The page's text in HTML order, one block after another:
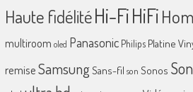
Haute fidélitéHi-FiHiFi
multiroom oled Panasonic Philips Platine
remiseSamsungSans-fil son Sonos